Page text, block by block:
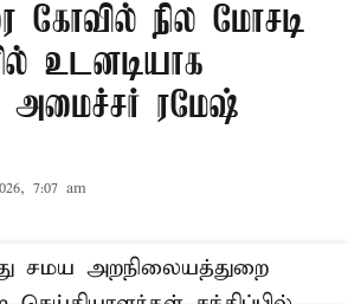
கோவில் நில மோசடி
உடனடியாக
அமைச்சர் ரமேஷ்
7:07 am
சமய அறநிலையத்துறை